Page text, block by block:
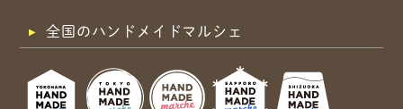
全国のハンドメイドマルシェ